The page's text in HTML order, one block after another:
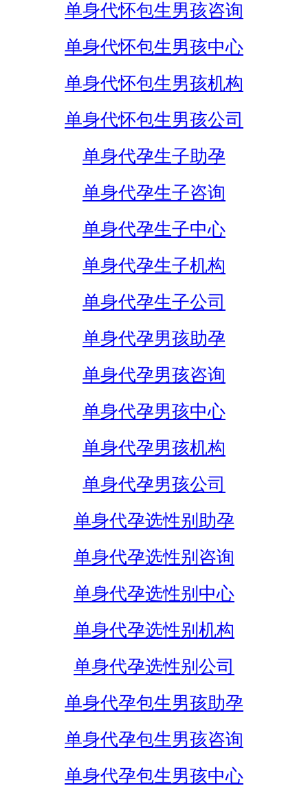
单身代怀包生男孩咨询
单身代怀包生男孩中心
单身代怀包生男孩机构
单身代怀包生男孩公司
单身代孕生子助孕
单身代孕生子咨询
单身代孕生子中心
单身代孕生子机构
单身代孕生子公司
单身代孕男孩助孕
单身代孕男孩咨询
单身代孕男孩中心
单身代孕男孩机构
单身代孕男孩公司
单身代孕选性别助孕
单身代孕选性别咨询
单身代孕选性别中心
单身代孕选性别机构
单身代孕选性别公司
单身代孕包生男孩助孕
单身代孕包生男孩咨询
单身代孕包生男孩中心